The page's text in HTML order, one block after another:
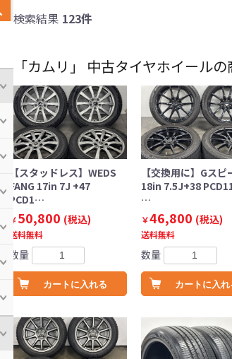
検索結果 123件
「カムリ」 中古タイヤホイール
【スタッドレス】WEDS
FANG 17in 7J +47
PCD1…
￥50,800 (税込)
送料無料
数量
カートに入れる
【交換用に】Gスピ
18in 7.5J+38
…
￥46,800 (税込)
送料無料
数量
カートに入れ